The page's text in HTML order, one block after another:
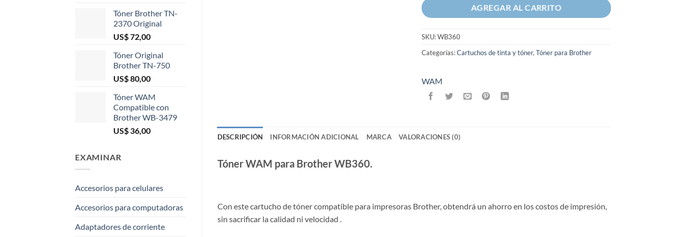
Tóner Brother TN-
2370 Original
US$72,00
Tóner Original
Brother TN-750
US$80,00
Tóner WAM
Compatible con
Brother WB-3479
US$ 36,00
EXAMINAR
Accesorios para celulares
Accesorios para computadoras
Adaptadores de corriente
AGREGAR AL CARRITO
SKU:WB360
Categorías:Cartuchos de tinta y tóner,Tóner para Brother
WAM
DESCRIPCIÓN INFORMACIÓN ADICIONAL MARCA VALORACIONES (0)
Tóner WAM para Brother WB360.
Con este cartucho de tóner compatible para impresoras Brother, obtendrá un ahorro en los costos de impresión,
sin sacrificar la calidad ni velocidad .